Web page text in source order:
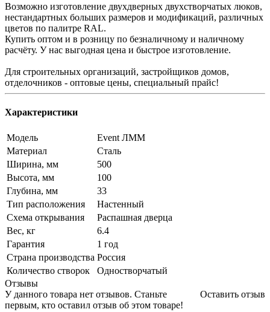
Возможно изготовление двухдверных двухстворчатых люков,
нестандартных больших размеров и модификаций, различных
цветов по палитре RAL.
Купить оптом и в розницу по безналичному и наличному
расчёту. У нас выгодная цена и быстрое изготовление.
Для строительных организаций, застройщиков домов,
отделочников - оптовые цены, специальный прайс!
Характеристики
Модель
Event ЛММ
Материал
Сталь
Ширина, мм
500
Высота, мм
100
Глубина, мм
33
Тип расположения
Настенный
Схема открывания
Распашная дверца
Вес, кг
6.4
Гарантия
1 год
Страна производства Россия
Количество створок
Одностворчатый
Отзывы
Оставить отзыв
У данного товара нет отзывов. Станьте
первым, кто оставил отзыв об этом товаре!